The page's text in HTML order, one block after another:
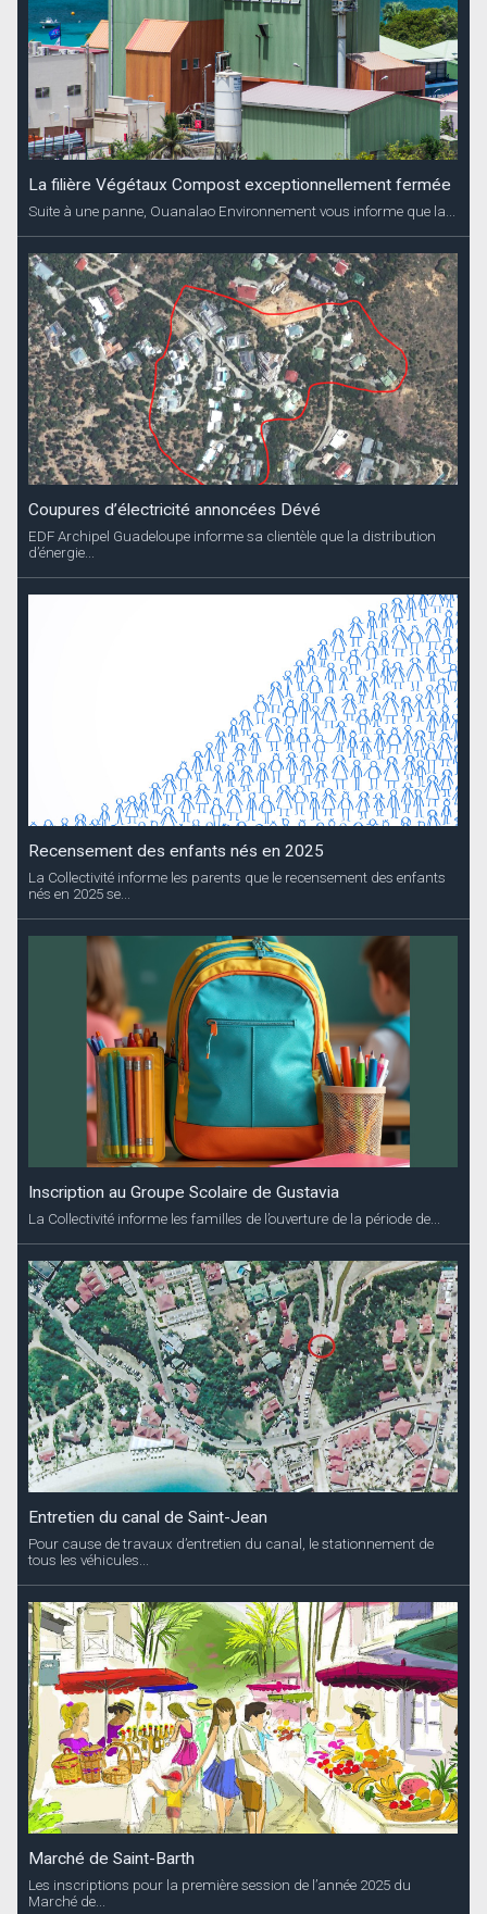
La filière Végétaux Compost exceptionnellement fermée
Suite à une panne, Ouanalao Environnement vous informe que la...
Coupures d’électricité annoncées Dévé
EDF Archipel Guadeloupe informe sa clientèle que la distribution
d’énergie...
Recensement des enfants nés en 2025
La Collectivité informe les parents que le recensement des enfants
nés en 2025 se...
Inscription au Groupe Scolaire de Gustavia
La Collectivité informe les familles de l’ouverture de la période de...
Entretien du canal de Saint-Jean
Pour cause de travaux d’entretien du canal, le stationnement de
tous les véhicules...
Marché de Saint-Barth
Les inscriptions pour la première session de l’année 2025 du
Marché de...